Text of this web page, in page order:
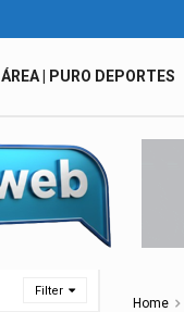
Filter
ÁREA | PURO DEPORTES
Home